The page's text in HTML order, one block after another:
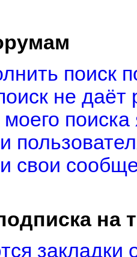
поиск
не даёт
моего
свои
на
закладки